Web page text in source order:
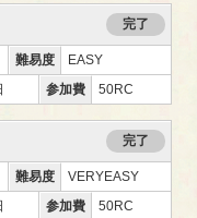
完了
難易度
EASY
参加費 50RC
完了
難易度
VERYEASY
参加費 50RC